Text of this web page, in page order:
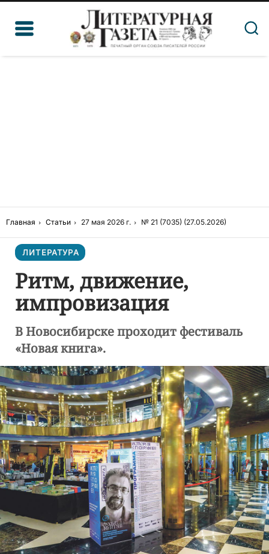
Главная Статьи 27 мая 2026 г. № 21 (7035) (27.05.2026)
ЛИТЕРАТУРА
Ритм, движение,
импровизация
В Новосибирске проходит фестиваль
«Новая книга».